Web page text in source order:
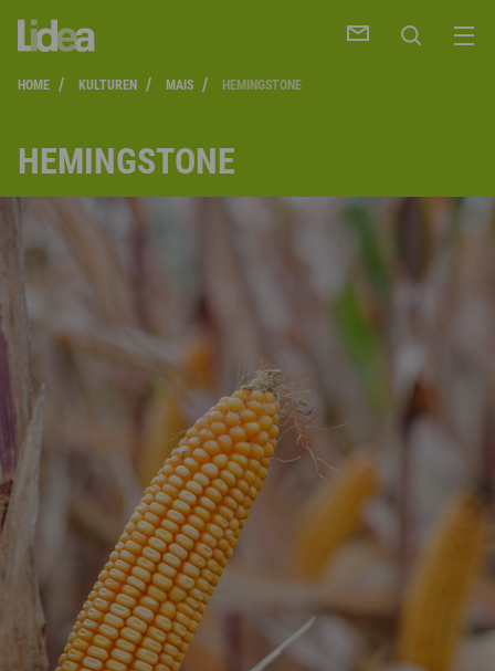
HOME / KULTUREN / MAIS / HEMINGSTONE
HEMINGSTONE